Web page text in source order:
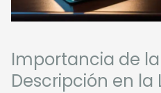
Importancia de la
Descripción en la